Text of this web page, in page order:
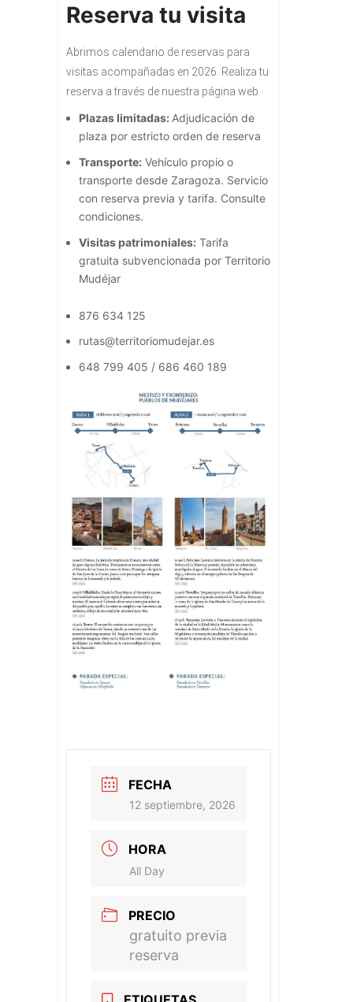
Reserva tu visita
Abrimos calendario de reservas para
visitas acompañadas en 2026. Realiza tu
reserva a través de nuestra página web.
Plazas limitadas: Adjudicación de
plaza por estricto orden de reserva
Transporte: Vehículo propio o
transporte desde Zaragoza. Servicio
con reserva previa y tarifa. Consulte
condiciones.
Visitas patrimoniales: Tarifa
gratuita subvencionada por Territorio
Mudéjar
876 634 125
rutas@territoriomudejar.es
648 799 405 / 686 460 189
FECHA
12 septiembre, 2026
HORA
All Day
PRECIO
gratuito previa
reserva